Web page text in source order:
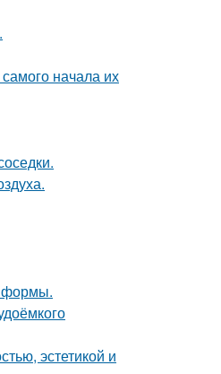
начала их
формы.
эстетикой и